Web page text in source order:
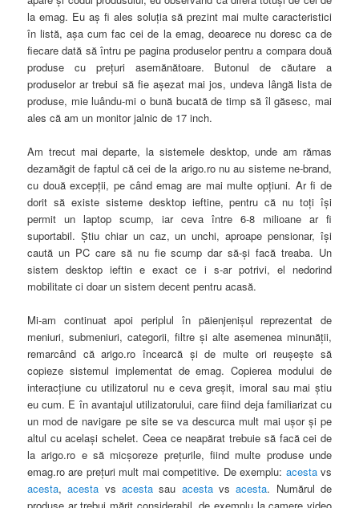
la emag. Eu aş fi ales soluţia să prezint mai multe caracteristici
în listă, aşa cum fac cei de la emag, deoarece nu doresc ca de
fiecare dată să întru pe pagina produselor pentru a compara două
produse cu preţuri asemănătoare. Butonul de căutare a
produselor ar trebui să fie aşezat mai jos, undeva lângă lista de
produse, mie luându-mi o bună bucată de timp să îl găsesc, mai
ales că am un monitor jalnic de 17 inch.
Am trecut mai departe, la sistemele desktop, unde am rămas
dezamăgit de faptul că cei de la arigo.ro nu au sisteme ne-brand,
cu două excepţii, pe când emag are mai multe opţiuni. Ar fi de
dorit să existe sisteme desktop ieftine, pentru că nu toţi îşi
permit un laptop scump, iar ceva între 6-8 milioane ar fi
suportabil. Ştiu chiar un caz, un unchi, aproape pensionar, îşi
caută un PC care să nu fie scump dar să-şi facă treaba. Un
sistem desktop ieftin e exact ce i s-ar potrivi, el nedorind
mobilitate ci doar un sistem decent pentru acasă.
Mi-am continuat apoi periplul în păienjenişul reprezentat de
meniuri, submeniuri, categorii, filtre şi alte asemenea minunăţii,
remarcând că arigo.ro încearcă şi de multe ori reuşeşte să
copieze sistemul implementat de emag. Copierea modului de
interacţiune cu utilizatorul nu e ceva greşit, imoral sau mai ştiu
eu cum. E în avantajul utilizatorului, care fiind deja familiarizat cu
un mod de navigare pe site se va descurca mult mai uşor şi pe
altul cu acelaşi schelet. Ceea ce neapărat trebuie să facă cei de
la arigo.ro e să micşoreze preţurile, fiind multe produse unde
emag.ro are preţuri mult mai competitive. De exemplu: acestavs
acesta,acesta vsacesta sau acestavsacesta. Numărul de